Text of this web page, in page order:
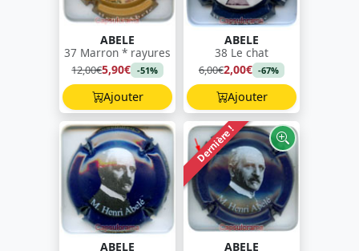
ABELE
37 Marron * rayures
12,00€5,90€ -51%
Ajouter
ABELE
38 Le chat
6,00€2,00€ -67%
Ajouter
ABELE
Dernière !
ABELE